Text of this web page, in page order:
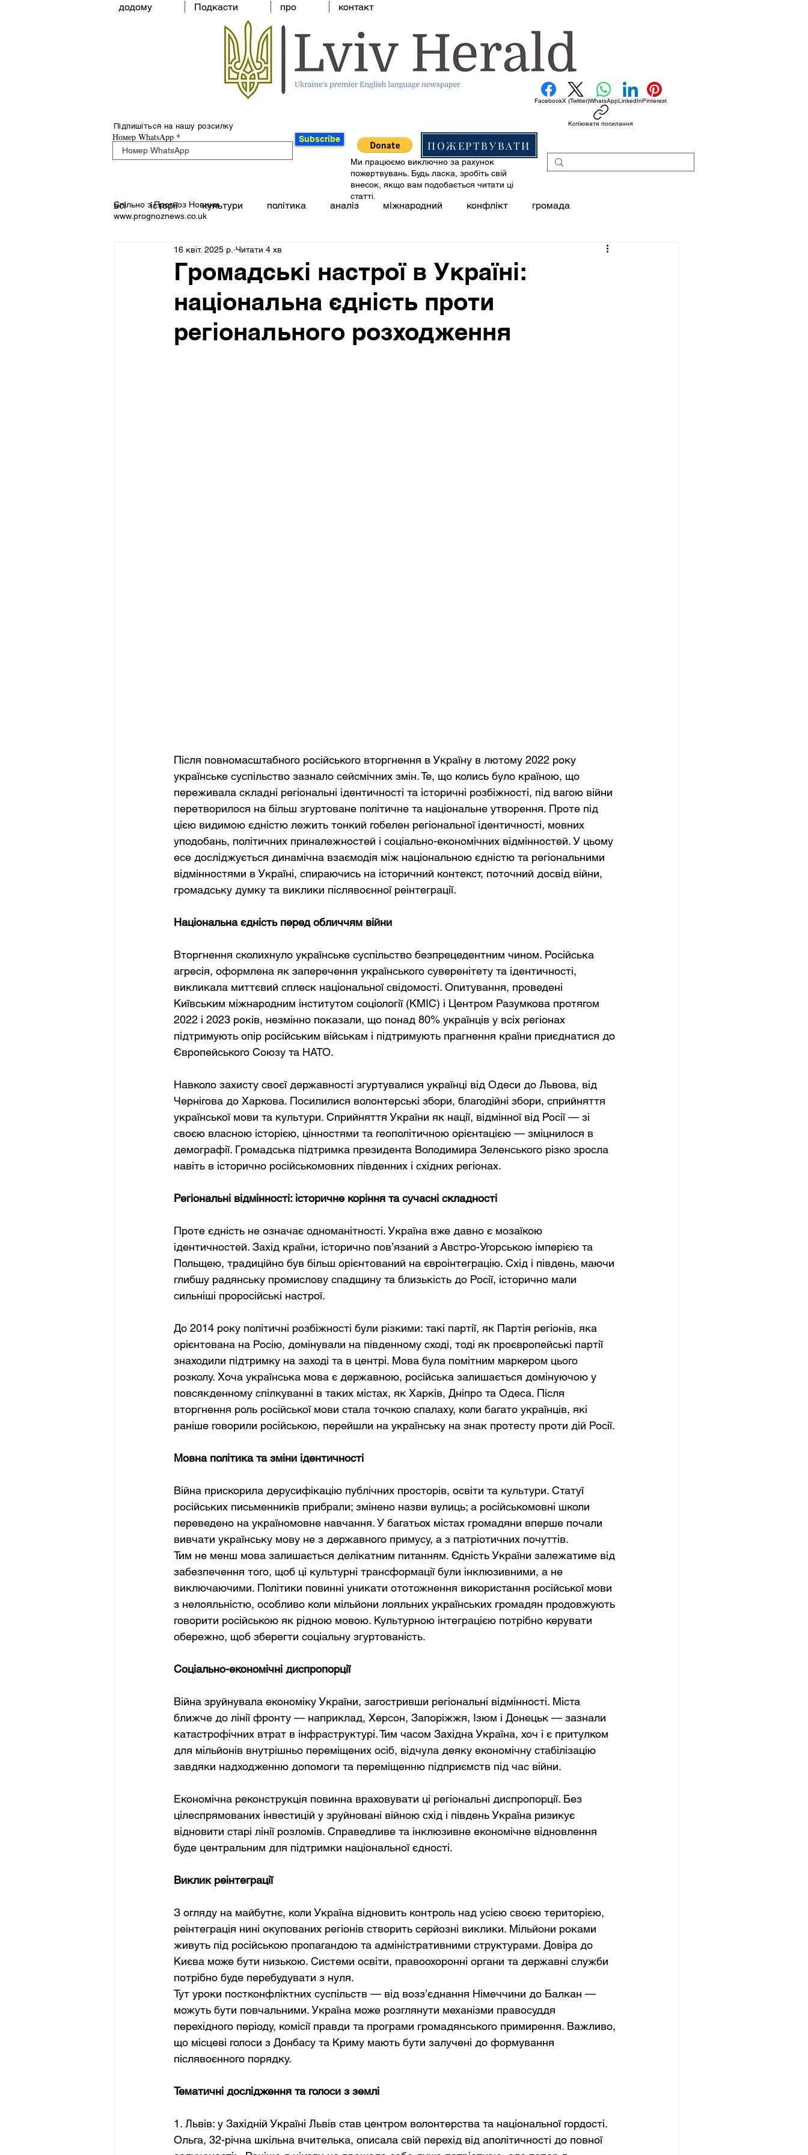
додому Подкасти про контакт
Підпишіться на нашу розсилку
Номер WhatsApp Subscribe ПОЖЕРТВУВАТИ
FacebookX (Twitter)WhatsAppLinkedInPinterest
Копіювати посилання
Спільно з Прогноз Новини
www.prognoznews.co.uk
Ми працюємо виключно за рахунок
пожертвувань. Будь ласка, зробіть свій
внесок, якщо вам подобається читати ці
статті.
всі історії культури політика аналіз міжнародний конфлікт громада
Громадські настрої в Україні:
національна єдність проти
регіонального розходження
16 квіт. 2025 р. Читати 4 хв
Після повномасштабного російського вторгнення в Україну в лютому 2022 року
українське суспільство зазнало сейсмічних змін. Те, що колись було країною, що
переживала складні регіональні ідентичності та історичні розбіжності, під вагою війни
перетворилося на більш згуртоване політичне та національне утворення. Проте під
цією видимою єдністю лежить тонкий гобелен регіональної ідентичності, мовних
уподобань, політичних приналежностей і соціально-економічних відмінностей. У цьому
есе досліджується динамічна взаємодія між національною єдністю та регіональними
відмінностями в Україні, спираючись на історичний контекст, поточний досвід війни,
громадську думку та виклики післявоєнної реінтеграції.
Національна єдність перед обличчям війни
Вторгнення сколихнуло українське суспільство безпрецедентним чином. Російська
агресія, оформлена як заперечення українського суверенітету та ідентичності,
викликала миттєвий сплеск національної свідомості. Опитування, проведені
Київським міжнародним інститутом соціології (КМІС) і Центром Разумкова протягом
2022 і 2023 років, незмінно показали, що понад 80% українців у всіх регіонах
підтримують опір російським військам і підтримують прагнення країни приєднатися до
Європейського Союзу та НАТО.
Навколо захисту своєї державності згуртувалися українці від Одеси до Львова, від
Чернігова до Харкова. Посилилися волонтерські збори, благодійні збори, сприйняття
української мови та культури. Сприйняття України як нації, відмінної від Росії — зі
своєю власною історією, цінностями та геополітичною орієнтацією — зміцнилося в
демографії. Громадська підтримка президента Володимира Зеленського різко зросла
навіть в історично російськомовних південних і східних регіонах.
Регіональні відмінності: історичне коріння та сучасні складності
Проте єдність не означає одноманітності. Україна вже давно є мозаїкою
ідентичностей. Захід країни, історично пов’язаний з Австро-Угорською імперією та
Польщею, традиційно був більш орієнтований на євроінтеграцію. Схід і південь, маючи
глибшу радянську промислову спадщину та близькість до Росії, історично мали
сильніші проросійські настрої.
До 2014 року політичні розбіжності були різкими: такі партії, як Партія регіонів, яка
орієнтована на Росію, домінували на південному сході, тоді як проєвропейські партії
знаходили підтримку на заході та в центрі. Мова була помітним маркером цього
розколу. Хоча українська мова є державною, російська залишається домінуючою у
повсякденному спілкуванні в таких містах, як Харків, Дніпро та Одеса. Після
вторгнення роль російської мови стала точкою спалаху, коли багато українців, які
раніше говорили російською, перейшли на українську на знак протесту проти дій Росії.
Мовна політика та зміни ідентичності
Війна прискорила дерусифікацію публічних просторів, освіти та культури. Статуї
російських письменників прибрали; змінено назви вулиць; а російськомовні школи
переведено на україномовне навчання. У багатьох містах громадяни вперше почали
вивчати українську мову не з державного примусу, а з патріотичних почуттів.
Тим не менш мова залишається делікатним питанням. Єдність України залежатиме від
забезпечення того, щоб ці культурні трансформації були інклюзивними, а не
виключаючими. Політики повинні уникати ототожнення використання російської мови
з нелояльністю, особливо коли мільйони лояльних українських громадян продовжують
говорити російською як рідною мовою. Культурною інтеграцією потрібно керувати
обережно, щоб зберегти соціальну згуртованість.
Соціально-економічні диспропорції
Війна зруйнувала економіку України, загостривши регіональні відмінності. Міста
ближче до лінії фронту — наприклад, Херсон, Запоріжжя, Ізюм і Донецьк — зазнали
катастрофічних втрат в інфраструктурі. Тим часом Західна Україна, хоч і є притулком
для мільйонів внутрішньо переміщених осіб, відчула деяку економічну стабілізацію
завдяки надходженню допомоги та переміщенню підприємств під час війни.
Економічна реконструкція повинна враховувати ці регіональні диспропорції. Без
цілеспрямованих інвестицій у зруйновані війною схід і південь Україна ризикує
відновити старі лінії розломів. Справедливе та інклюзивне економічне відновлення
буде центральним для підтримки національної єдності.
Виклик реінтеграції
З огляду на майбутнє, коли Україна відновить контроль над усією своєю територією,
реінтеграція нині окупованих регіонів створить серйозні виклики. Мільйони роками
живуть під російською пропагандою та адміністративними структурами. Довіра до
Києва може бути низькою. Системи освіти, правоохоронні органи та державні служби
потрібно буде перебудувати з нуля.
Тут уроки постконфліктних суспільств — від возз’єднання Німеччини до Балкан —
можуть бути повчальними. Україна може розглянути механізми правосуддя
перехідного періоду, комісії правди та програми громадянського примирення. Важливо,
що місцеві голоси з Донбасу та Криму мають бути залучені до формування
післявоєнного порядку.
Тематичні дослідження та голоси з землі
1. Львів: у Західній Україні Львів став центром волонтерства та національної гордості.
Ольга, 32-річна шкільна вчителька, описала свій перехід від аполітичності до повної